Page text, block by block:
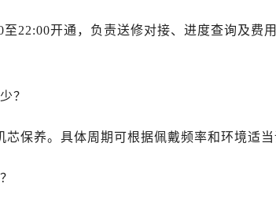
特市兴安大街售后服务中心（需提前预约）
服务中心（需提前预约）
服务中心（需提前预约）
阳西街交汇处售后服务中心（需提前预约）
22:00开通，负责送修对接、进度查询及费
？
保养。具体周期可根据佩戴频率和环境适当